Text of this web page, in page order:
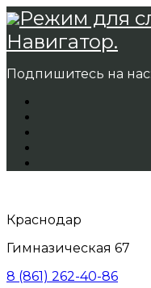
Режим для
Навигатор.
Подпишитесь на нас:
Краснодар
Гимназическая 67
8 (861) 262-40-86